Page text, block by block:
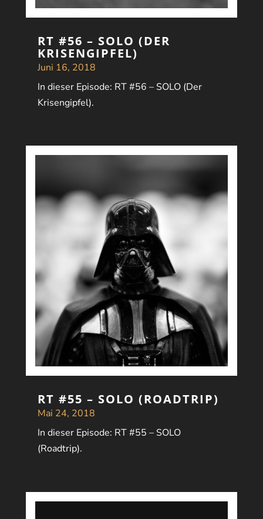
RT #56 – SOLO (DER
KRISENGIPFEL)
Juni 16, 2018
In dieser Episode: RT #56 – SOLO (Der
Krisengipfel).
RT #55 – SOLO (ROADTRIP)
Mai 24, 2018
In dieser Episode: RT #55 – SOLO
(Roadtrip).